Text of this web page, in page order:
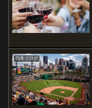
日常ブログ